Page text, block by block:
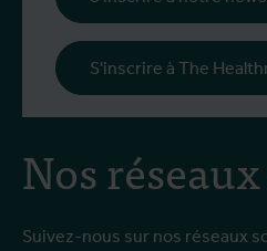
Nos
Suivez-nous sur nos réseaux
S'inscrire à The